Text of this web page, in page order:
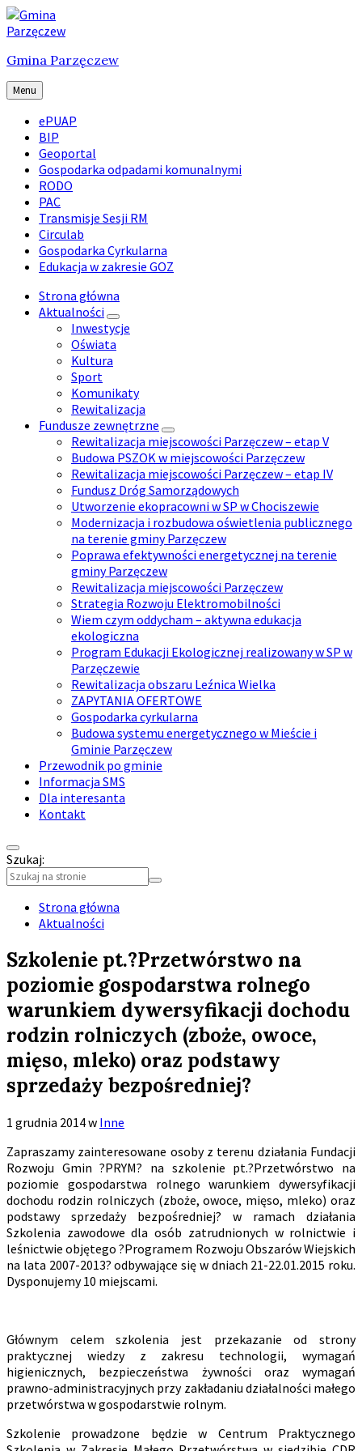
Skip
to
Skip
to
navigation
Skip
to
Gmina Parzęczew
Menu
ePUAP
BIP
Geoportal
Gospodarka odpadami komunalnymi
RODO
PAC
Transmisje Sesji RM
Circulab
Gospodarka Cyrkularna
Edukacja w zakresie GOZ
Strona główna
Aktualności
Inwestycje
Oświata
Kultura
Sport
Komunikaty
Rewitalizacja
Fundusze zewnętrzne
Rewitalizacja miejscowości Parzęczew – etap V
Budowa PSZOK w miejscowości Parzęczew
Rewitalizacja miejscowości Parzęczew – etap IV
Fundusz Dróg Samorządowych
Utworzenie ekopracowni w SP w Chociszewie
Modernizacja i rozbudowa oświetlenia publicznego
na terenie gminy Parzęczew
Poprawa efektywności energetycznej na terenie
gminy Parzęczew
Rewitalizacja miejscowości Parzęczew
Strategia Rozwoju Elektromobilności
Wiem czym oddycham – aktywna edukacja
ekologiczna
Program Edukacji Ekologicznej realizowany w SP w
Parzęczewie
Rewitalizacja obszaru Leźnica Wielka
ZAPYTANIA OFERTOWE
Gospodarka cyrkularna
Budowa systemu energetycznego w Mieście i
Gminie Parzęczew
Przewodnik po gminie
Informacja SMS
Dla interesanta
Kontakt
Szukaj:
search
Strona główna
Aktualności
Szkolenie pt.?Przetwórstwo na
poziomie gospodarstwa rolnego
warunkiem dywersyfikacji dochodu
rodzin rolniczych (zboże, owoce,
mięso, mleko) oraz podstawy
sprzedaży bezpośredniej?
1 grudnia 2014w Inne
Zapraszamy zainteresowane osoby z terenu działania Fundacji
Rozwoju Gmin ?PRYM? na szkolenie pt.?Przetwórstwo na
poziomie gospodarstwa rolnego warunkiem dywersyfikacji
dochodu rodzin rolniczych (zboże, owoce, mięso, mleko) oraz
podstawy sprzedaży bezpośredniej? w ramach działania
Szkolenia zawodowe dla osób zatrudnionych w rolnictwie i
leśnictwie objętego ?Programem Rozwoju Obszarów Wiejskich
na lata 2007-2013? odbywające się w dniach 21-22.01.2015 roku.
Dysponujemy 10 miejscami.
Głównym celem szkolenia jest przekazanie od strony
praktycznej wiedzy z zakresu technologii, wymagań
higienicznych, bezpieczeństwa żywności oraz wymagań
prawno-administracyjnych przy zakładaniu działalności małego
przetwórstwa w gospodarstwie rolnym.
Szkolenie prowadzone będzie w Centrum Praktycznego